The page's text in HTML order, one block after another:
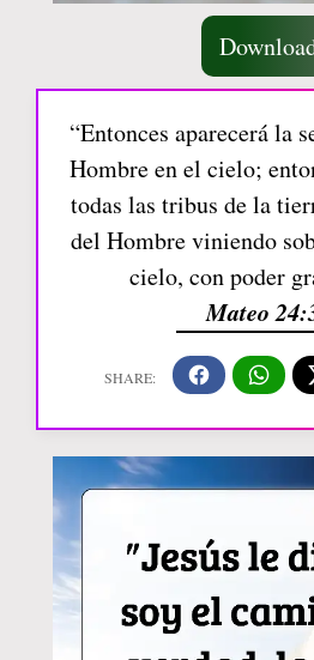
“Entonces aparecerá la
Hombre en el cielo;
todas las tribus de la
del Hombre viniendo
cielo, con poder
Mateo